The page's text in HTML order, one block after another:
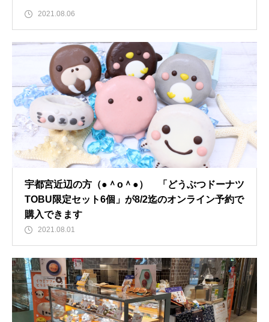
2021.08.06
宇都宮近辺の方（●＾o＾●） 「どうぶつドーナツ
TOBU限定セット6個」が8/2迄のオンライン予約で
購入できます
2021.08.01